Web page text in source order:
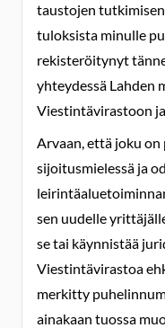
taustojen
tuloksista minulle
rekisteröitynyt
yhteydessä Lahden
Viestintävirastoon
Arvaan, että joku
sijoitusmielessä ja
sen uudelle
se tai käynnistää
Viestintävirastoa
merkitty
ainakaan tuossa